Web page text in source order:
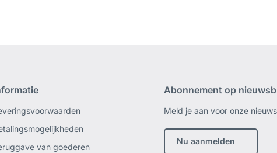
van goederen
Abonnement op
Meld je aan voor onze
Nu aanmelden